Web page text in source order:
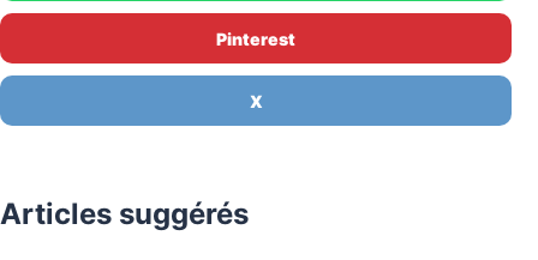
Pinterest
X
Articles suggérés